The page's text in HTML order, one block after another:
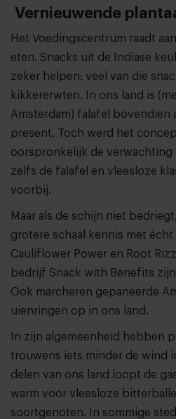
Vernieuwende
Het Voedingscentrum raadt
eten. Snacks uit de Indiase
zeker helpen: veel van die
kikkererwten. In ons land is
Amsterdam) falafel bovendien
present. Toch werd het
oorspronkelijk de verwachting
zelfs de falafel en vleesloze
voorbij.
Maar als de schijn niet
grotere schaal kennis met écht
Cauliflower Power en Root
bedrijf Snack with Benefits
Ook marcheren gepaneerde
uienringen op in ons land.
In zijn algemeenheid hebben
trouwens iets minder de wind
delen van ons land loopt de
warm voor vleesloze
soortgenoten. In sommige